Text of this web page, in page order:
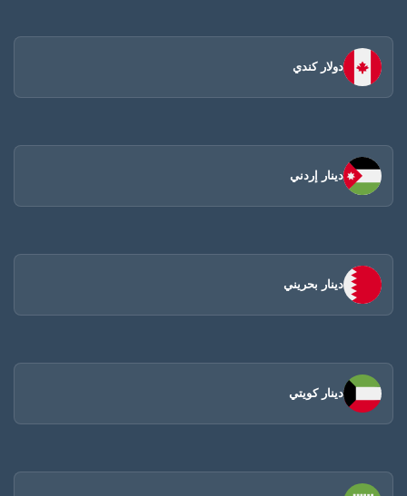
دولار كندي
دينار إردني
دينار بحريني
دينار كويتي